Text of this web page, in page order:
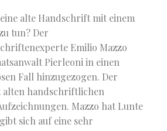
alte Handschrift mit einem
tun? Der
Emilio Mazzo
Pierleoni in einen
Fall hinzugezogen. Der
handschriftlichen
Mazzo hat Lunte
sich auf eine sehr